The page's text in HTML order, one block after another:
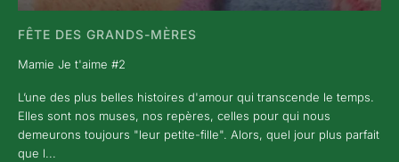
FÊTE DES GRANDS-MÈRES
Mamie Je t'aime #2
L’une des plus belles histoires d'amour qui transcende le temps.
Elles sont nos muses, nos repères, celles pour qui nous
demeurons toujours "leur petite-fille". Alors, quel jour plus parfait
que l...